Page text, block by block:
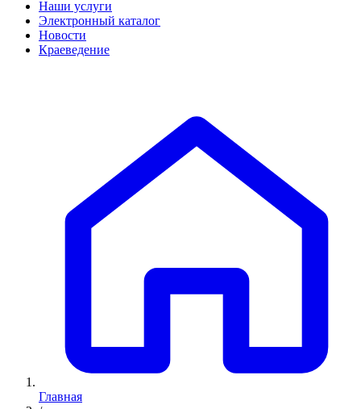
Наши услуги
Электронный каталог
Новости
Краеведение
Главная